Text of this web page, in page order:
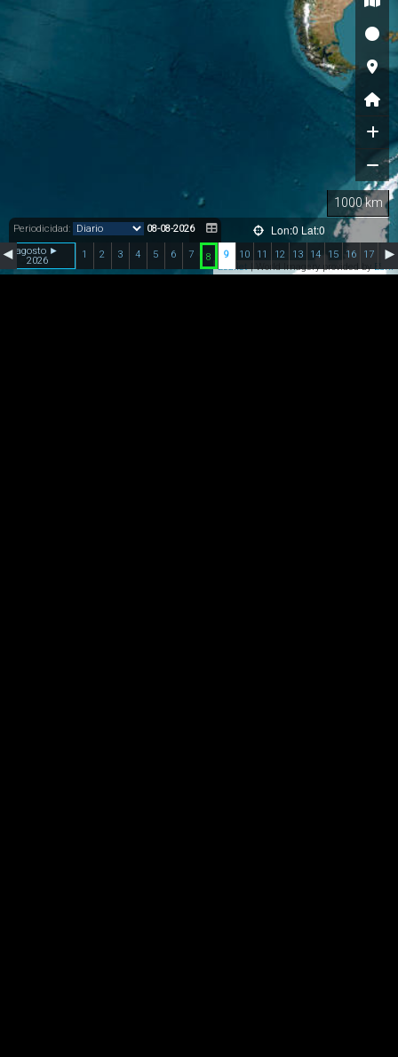
1000 km
Lon:0 Lat:0
ESRI
Periodicidad: 08-08-2026
◄ agosto ►
2026
1 2 3 4 5 6 7 8 9 10 11 12 13 14 15 16 17 18
►